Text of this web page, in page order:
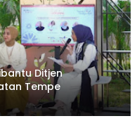
Ditjen
Tempe